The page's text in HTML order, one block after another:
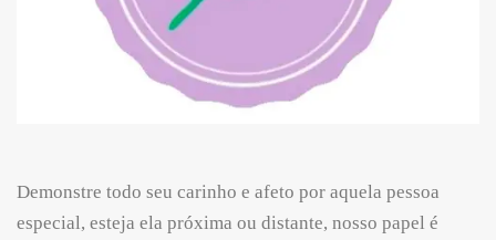
Demonstre todo seu carinho e afeto por aquela pessoa
especial, esteja ela próxima ou distante, nosso papel é